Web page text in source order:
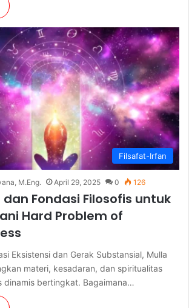
Filsafat-Irfan
M.Eng. April 29, 2025 0 126
Fondasi Filosofis untuk
Hard Problem of
Eksistensi dan Gerak Substansial, Mulla
materi, kesadaran, dan spiritualitas
dinamis bertingkat. Bagaimana…